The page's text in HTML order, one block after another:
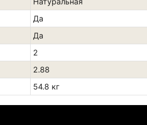
Да
Да
2
2.88
54.8 кг